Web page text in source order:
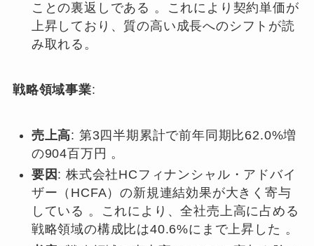
ことの裏返しである 。これにより契約単価が
上昇しており、質の高い成長へのシフトが読
み取れる。
戦略領域事業:
売上高: 第3四半期累計で前年同期比62.0%増
の904百万円 。
要因 : 株式会社HCフィナンシャル・アドバイ
ザー（HCFA）の新規連結効果が大きく寄与
している 。これにより、全社売上高に占める
戦略領域の構成比は40.6%にまで上昇した 。